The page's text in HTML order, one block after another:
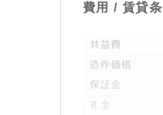
費用 / 賃貸